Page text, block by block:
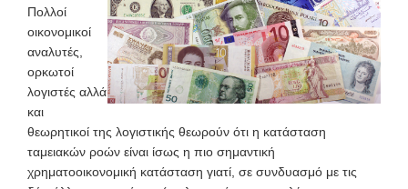
Πολλοί
οικονομικοί
αναλυτές,
ορκωτοί
λογιστές αλλά
και
θεωρητικοί της λογιστικής θεωρούν ότι η κατάσταση
ταμειακών ροών είναι ίσως η πιο σημαντική
χρηματοοικονομική κατάσταση γιατί, σε συνδυασμό με τις